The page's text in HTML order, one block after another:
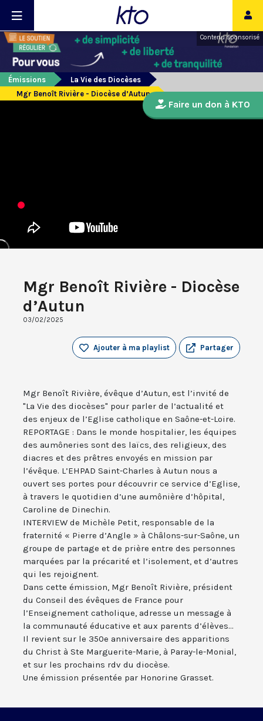
Contenu sponsorisé
Émissions
La Vie des Diocèses
Mgr Benoît Rivière - Diocèse d’Autun
Mgr Benoît Rivière - Diocèse
d’Autun
03/02/2025
Partager
Ajouter à ma playlist
Mgr Benoît Rivière, évêque d’Autun, est l’invité de
"La Vie des diocèses" pour parler de l’actualité et
des enjeux de l’Eglise catholique en Saône-et-Loire.
REPORTAGE : Dans le monde hospitalier, les équipes
des aumôneries sont des laïcs, des religieux, des
diacres et des prêtres envoyés en mission par
l’évêque. L’EHPAD Saint-Charles à Autun nous a
ouvert ses portes pour découvrir ce service d’Eglise,
à travers le quotidien d’une aumônière d’hôpital,
Caroline de Dinechin.
INTERVIEW de Michèle Petit, responsable de la
fraternité « Pierre d’Angle » à Châlons-sur-Saône, un
groupe de partage et de prière entre des personnes
marquées par la précarité et l’isolement, et d’autres
qui les rejoignent.
Dans cette émission, Mgr Benoît Rivière, président
du Conseil des évêques de France pour
l’Enseignement catholique, adresse un message à
la communauté éducative et aux parents d’élèves...
Il revient sur le 350e anniversaire des apparitions
du Christ à Ste Marguerite-Marie, à Paray-le-Monial,
et sur les prochains rdv du diocèse.
Une émission présentée par Honorine Grasset.
Faire un don à KTO